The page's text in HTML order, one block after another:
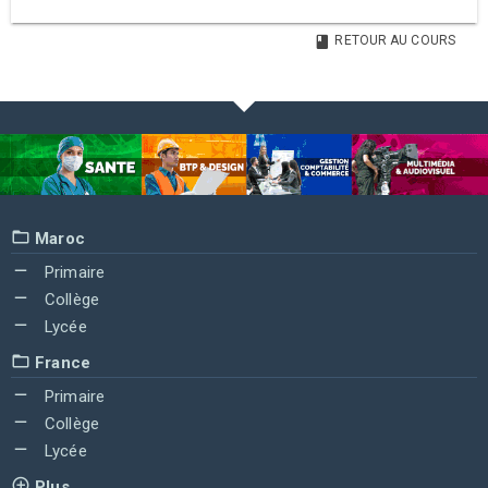
RETOUR AU COURS
Maroc
Primaire
Collège
Lycée
France
Primaire
Collège
Lycée